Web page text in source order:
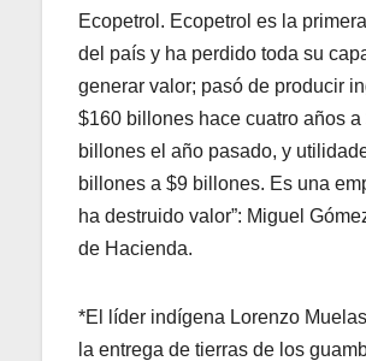
Ecopetrol. Ecopetrol es la
del país y ha perdido toda su
generar valor; pasó de producir
$160 billones hace cuatro años a
billones el año pasado, y
billones a $9 billones. Es una
ha destruido valor”: Miguel
de Hacienda.
*El líder indígena Lorenzo
la entrega de tierras de los